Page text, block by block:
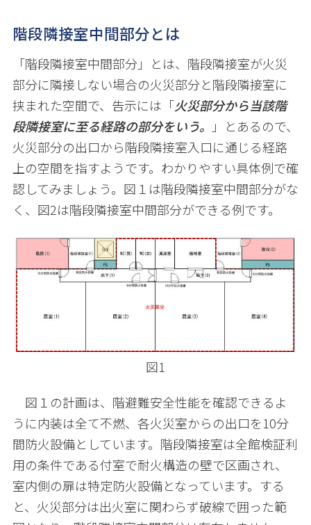
階段隣接室中間部分とは
「階段隣接室中間部分」とは、階段隣接室が火災
部分に隣接しない場合の火災部分と階段隣接室に
挟まれた空間で、告示には「火災部分から当該階
段隣接室に至る経路の部分をいう。
」とあるので、
火災部分の出口から階段隣接室入口に通じる経路
上の空間を指すようです。わかりやすい具体例で確
認してみましょう。図１は階段隣接室中間部分がな
く、図2は階段隣接室中間部分ができる例です。
図1
図１の計画は、階避難安全性能を確認できるよ
うに内装は全て不燃、各火災室からの出口を10分
間防火設備としています。階段隣接室は全館検証利
用の条件である付室で耐火構造の壁で区画され、
室内側の扉は特定防火設備となっています。する
と、火災部分は出火室に関わらず破線で囲った範